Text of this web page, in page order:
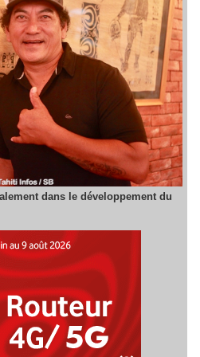
dans le développement du